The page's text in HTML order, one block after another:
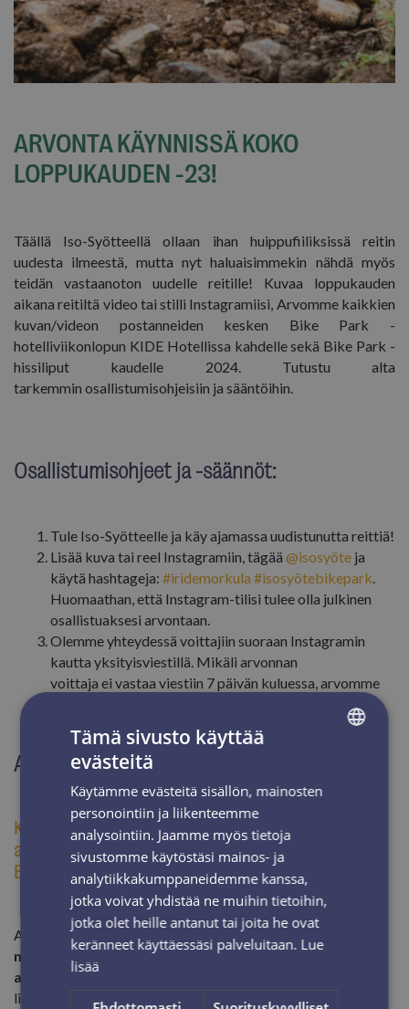
ARVONTA KÄYNNISSÄ KOKO
LOPPUKAUDEN -23!
Täällä Iso-Syötteellä ollaan ihan huippufiiliksissä reitin
uudesta ilmeestä, mutta nyt haluaisimmekin nähdä myös
teidän vastaanoton uudelle reitille! Kuvaa loppukauden
aikana reitiltä video tai stilli Instagramiisi, Arvomme kaikkien
kuvan/videon postanneiden kesken Bike Park -
hotelliviikonlopun KIDE Hotellissa kahdelle sekä Bike Park -
hissiliput kaudelle 2024. Tutustu alta
tarkemmin osallistumisohjeisiin ja sääntöihin.
Osallistumisohjeet ja -säännöt:
Tule Iso-Syötteelle ja käy ajamassa uudistunutta reittiä!
Lisää kuva tai reel Instagramiin, tägää @isosyöte ja
käytä hashtageja: #iridemorkula #isosyötebikepark.
Huomaathan, että Instagram-tilisi tulee olla julkinen
osallistuaksesi arvontaan.
Olemme yhteydessä voittajiin suoraan Instagramin
kautta yksityisviestillä. Mikäli arvonnan
voittaja ei vastaa viestiin 7 päivän kuluessa, arvomme
Arvonnan palkinto:
Kahden yön majoitus KIDE Hotellissa kahdelle
aamiaisineen* sekä2 x 2 päivän hissilippu Iso-Syöte
Bike Parkiin
Avajaisviikonlopun palkintona arvomme kahden
majoituksen
KIDE Hotellissa
kahdelle hengelle
aamiaisineen
liput kahdeksi päiväksi.
ENGLISH
Tämä sivusto käyttää
evästeitä
Käytämme evästeitä sisällön, mainosten
personointiin ja liikenteemme
analysointiin. Jaamme myös tietoja
sivustomme käytöstäsi mainos- ja
analytiikkakumppaneidemme kanssa,
jotka voivat yhdistää ne muihin tietoihin,
jotka olet heille antanut tai joita he ovat
keränneet käyttäessäsi palveluitaan. Lue
lisää